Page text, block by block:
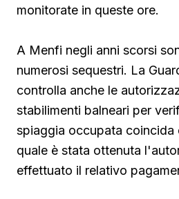
monitorate in queste ore.
A Menfi negli anni scorsi
numerosi sequestri. La
controlla anche le
stabilimenti balneari per
spiaggia occupata coincida
quale è stata ottenuta
effettuato il relativo